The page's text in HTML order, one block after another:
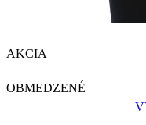
AKCIA
OBMEDZENÉ